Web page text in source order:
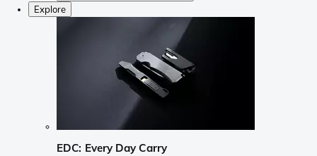
Explore
EDC: Every Day Carry